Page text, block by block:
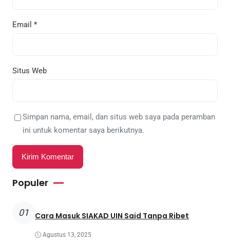
Email *
Situs Web
Simpan nama, email, dan situs web saya pada peramban
ini untuk komentar saya berikutnya.
Populer
01 Cara Masuk SIAKAD UIN Said Tanpa Ribet
Agustus 13, 2025